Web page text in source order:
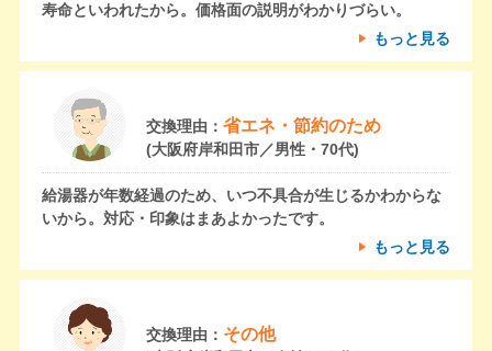
寿命といわれたから。価格面の説明がわかりづらい。
もっと見る
交換理由： 省エネ・節約のため
(大阪府岸和田市／男性・70代)
給湯器が年数経過のため、いつ不具合が生じるかわからな
いから。対応・印象はまあよかったです。
もっと見る
交換理由： その他